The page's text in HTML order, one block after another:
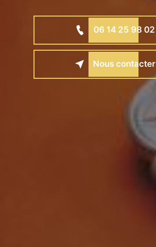
06 14 25 98 02
Nous contacter